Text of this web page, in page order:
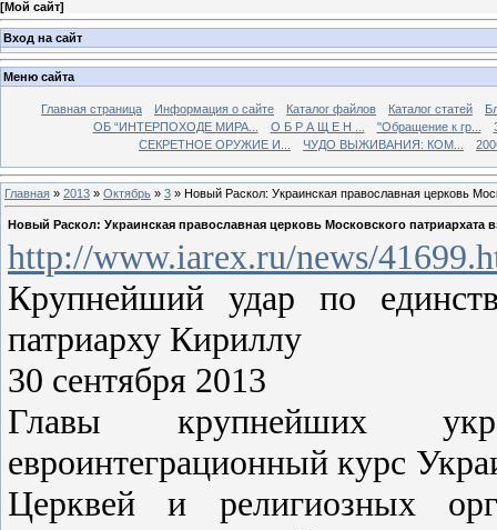
[Мой сайт]
Вход на сайт
Меню сайта
Главная страница Информация о сайте Каталог файлов Каталог статей
ОБ “ИНТЕРПОХОДЕ МИРА...
О Б Р А Щ Е Н ... "Обращение к гр...
СЕКРЕТНОЕ ОРУЖИЕ И...
ЧУДО ВЫЖИВАНИЯ: КОМ...
Главная » 2013 » Октябрь » 3 » Новый Раскол: Украинская православная церковь
Новый Раскол: Украинская православная церковь Московского патриархата
http://www.iarex.ru/news/
Крупнейший удар по
патриарху Кириллу
30 сентября 2013
Главы крупнейших
евроинтеграционный курс
Церквей и религиозных